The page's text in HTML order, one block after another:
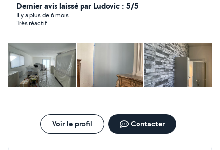
alentours. Nous prenons en charge le débarras de
maisons, appartements, caves, greniers et locaux
professionnels. Nous assurons également l'évacuation
travaille avec sérieux, efficacité et discrétion. Nous
proposons des solutions adaptées à chaque situation.
Dernier avis laissé par Ludovic : 5/5
Il y a plus de 6 mois
Très réactif
Voir le profil Contacter